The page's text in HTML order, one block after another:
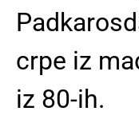
crpe iz
iz 80-ih.